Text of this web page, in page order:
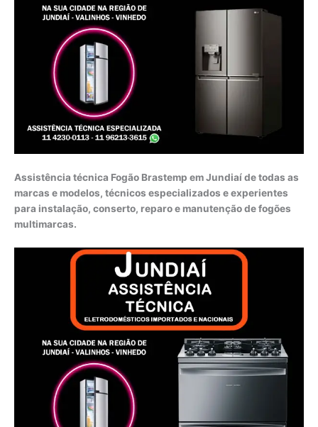
Assistência técnica Fogão Brastemp em Jundiaí de todas as
marcas e modelos, técnicos especializados e experientes
para instalação, conserto, reparo e manutenção de fogões
multimarcas.